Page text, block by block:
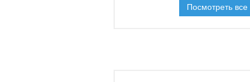
Посмотреть все